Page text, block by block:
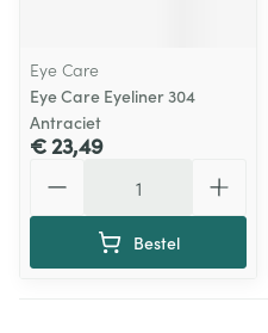
Eye Care
Eye Care Eyeliner 304
Antraciet
€ 23,49
Bestel